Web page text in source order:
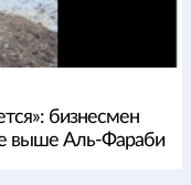
бизнесмен
выше Аль-Фараби